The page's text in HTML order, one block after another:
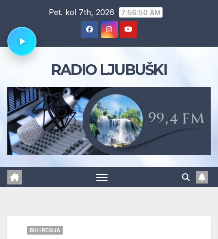
content
Pet. kol 7th, 2026 7:56:50 AM
RADIO LJUBUŠKI
BIH I REGIJA